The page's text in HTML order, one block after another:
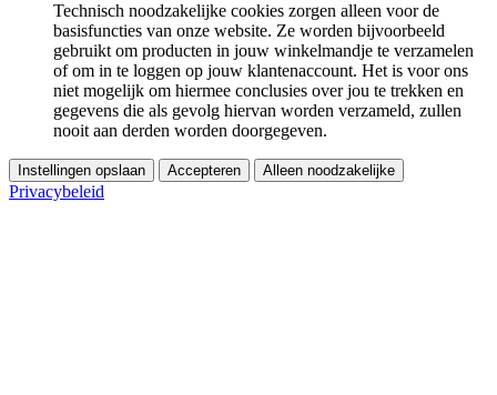
Technisch noodzakelijke cookies zorgen alleen voor de
basisfuncties van onze website. Ze worden bijvoorbeeld
gebruikt om producten in jouw winkelmandje te verzamelen
of om in te loggen op jouw klantenaccount. Het is voor ons
niet mogelijk om hiermee conclusies over jou te trekken en
gegevens die als gevolg hiervan worden verzameld, zullen
nooit aan derden worden doorgegeven.
Instellingen opslaan Accepteren Alleen noodzakelijke
Privacybeleid